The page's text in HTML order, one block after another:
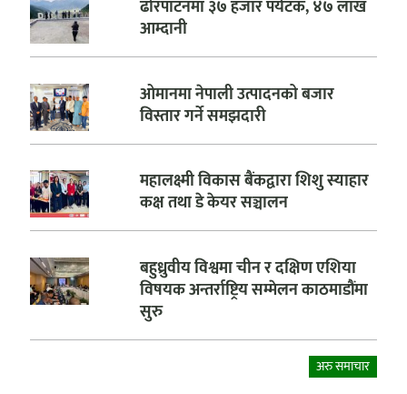
ढोरपाटनमा ३७ हजार पर्यटक, ४७ लाख
आम्दानी
ओमानमा नेपाली उत्पादनको बजार
विस्तार गर्ने समझदारी
महालक्ष्मी विकास बैंकद्वारा शिशु स्याहार
कक्ष तथा डे केयर सञ्चालन
बहुध्रुवीय विश्वमा चीन र दक्षिण एशिया
विषयक अन्तर्राष्ट्रिय सम्मेलन काठमाडौंमा
सुरु
अरु समाचार